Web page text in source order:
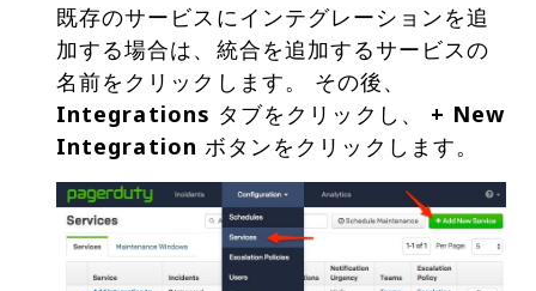
既存のサービスにインテグレーションを追
加する場合は、統合を追加するサービスの
名前をクリックします。 その後、
Integrations タブをクリックし、 + New
Integration